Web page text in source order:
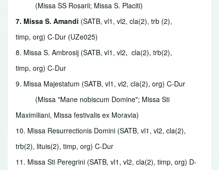
(Missa SS Rosarii; Missa S. Placiti)
7. Missa S. Amandi (SATB, vl1, vl2, cla(2), trb (2),
timp, org) C-Dur (UZe025)
8. Missa S. Ambrosij (SATB, vl1, vl2, cla(2), trb(2),
timp, org) C-Dur
9. Missa Majestatum (SATB, vl1, vl2, cla(2), org) C-Dur
(Missa "Mane nobiscum Domine"; Missa Sti
Maximiliani, Missa festivalis ex Moravia)
10. Missa Resurrectionis Domini (SATB, vl1, vl2, cla(2),
trb(2), lituis(2), timp, org) C-Dur
11. Missa Sti Peregrini (SATB, vl1, vl2, cla(2), timp, org) D-